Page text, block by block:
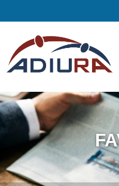
Home
Servizi
Servizi
Assistenziali